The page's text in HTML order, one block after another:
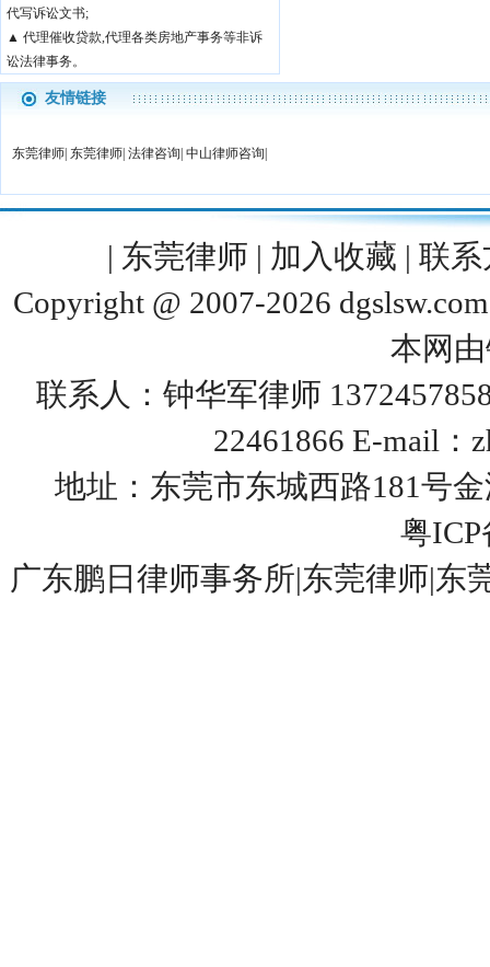
代写诉讼文书;
▲ 代理催收贷款,代理各类房地产事务等非诉
讼法律事务。
友情链接
东莞律师| 东莞律师| 法律咨询| 中山律师咨询|
| 东莞律师 | 加入收藏 | 联系
Copyright @ 2007-2026
本网
联系人：钟华军律师
22461866 E-mail：
地址：东莞市东城西路181号
粤ICP
广东鹏日律师事务所|东莞律师|东